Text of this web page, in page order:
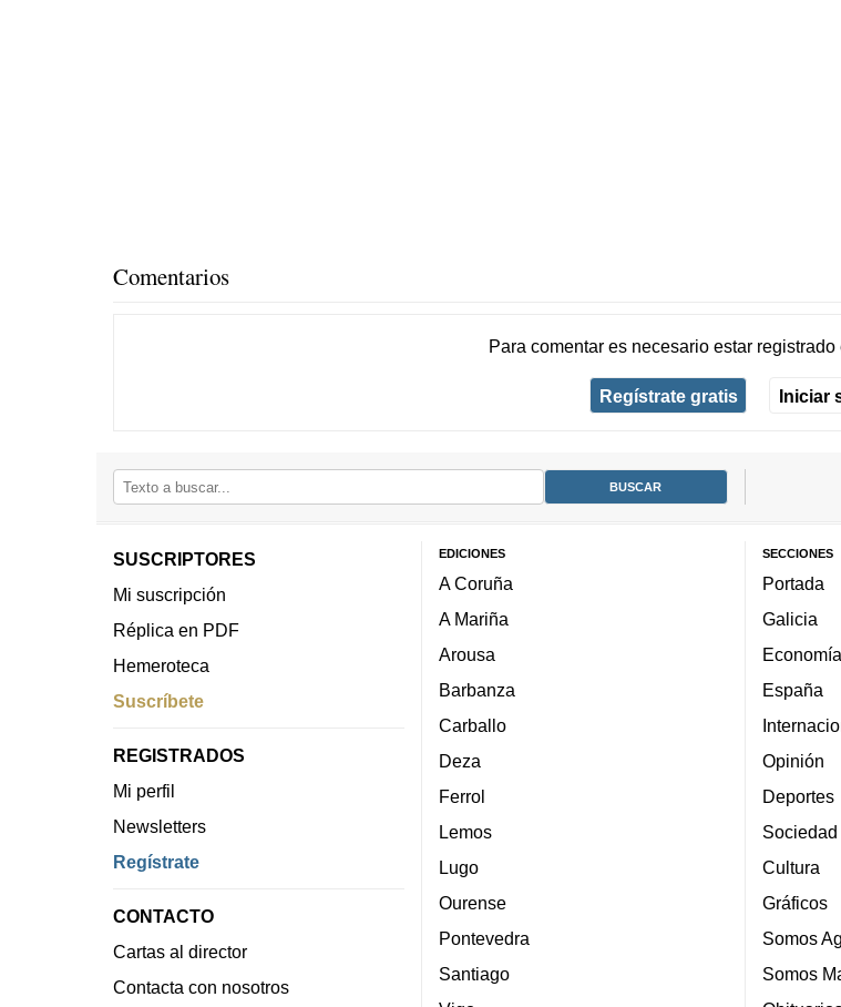
Comentarios
Para comentar es necesario estar registrado
Regístrate gratis Iniciar
SUSCRIPTORES
Mi suscripción
Réplica en PDF
Hemeroteca
Suscríbete
REGISTRADOS
Mi perfil
Newsletters
Regístrate
CONTACTO
Cartas al director
Contacta con nosotros
EDICIONES
A Coruña
A Mariña
Arousa
Barbanza
Carballo
Deza
Ferrol
Lemos
Lugo
Ourense
Pontevedra
Santiago
SECCIONES
Portada
Galicia
Economía
España
Opinión
Deportes
Sociedad
Cultura
Gráficos
Somos
Somos